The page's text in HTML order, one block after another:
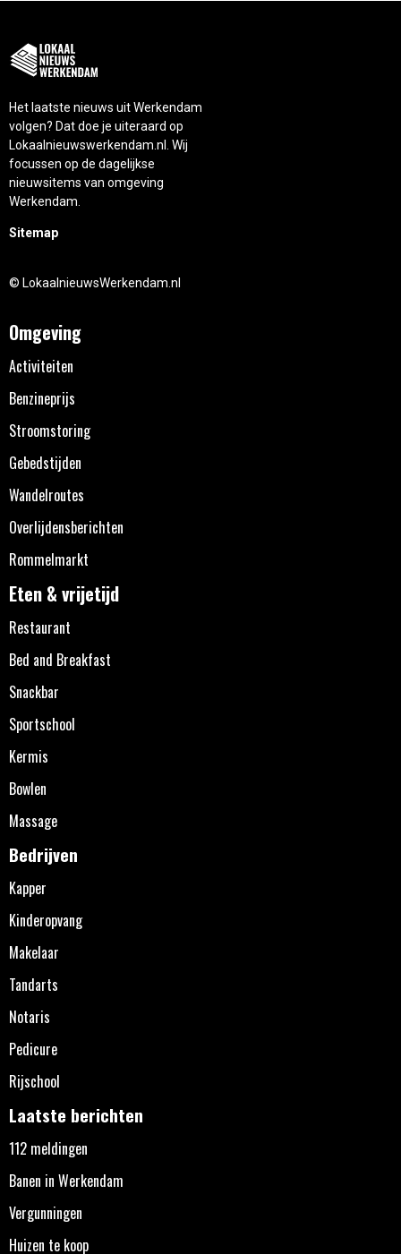
Het laatste nieuws uit Werkendam
volgen? Dat doe je uiteraard op
Lokaalnieuwswerkendam.nl. Wij
focussen op de dagelijkse
nieuwsitems van omgeving
Werkendam.
Sitemap
© LokaalnieuwsWerkendam.nl
Omgeving
Activiteiten
Benzineprijs
Stroomstoring
Gebedstijden
Wandelroutes
Overlijdensberichten
Rommelmarkt
Eten & vrijetijd
Restaurant
Bed and Breakfast
Snackbar
Sportschool
Kermis
Bowlen
Massage
Bedrijven
Kapper
Kinderopvang
Makelaar
Tandarts
Notaris
Pedicure
Rijschool
Laatste berichten
112 meldingen
Banen in Werkendam
Vergunningen
Huizen te koop